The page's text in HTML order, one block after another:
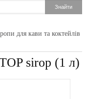
для кави та коктейлів
sirop (1 л)